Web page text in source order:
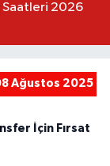
Saatleri 2026
Ağustos 2025
İçin Fırsat